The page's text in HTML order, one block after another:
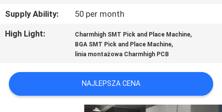
NAMI
AKTUALNOŚCI
SHOPPING
ON
Supply Ability:
50 per month
High Light:
Charmhigh SMT Pick and Place Machine,
BGA SMT Pick and Place Machine,
linia montażowa Charmhigh PCB
NAJLEPSZA CENA